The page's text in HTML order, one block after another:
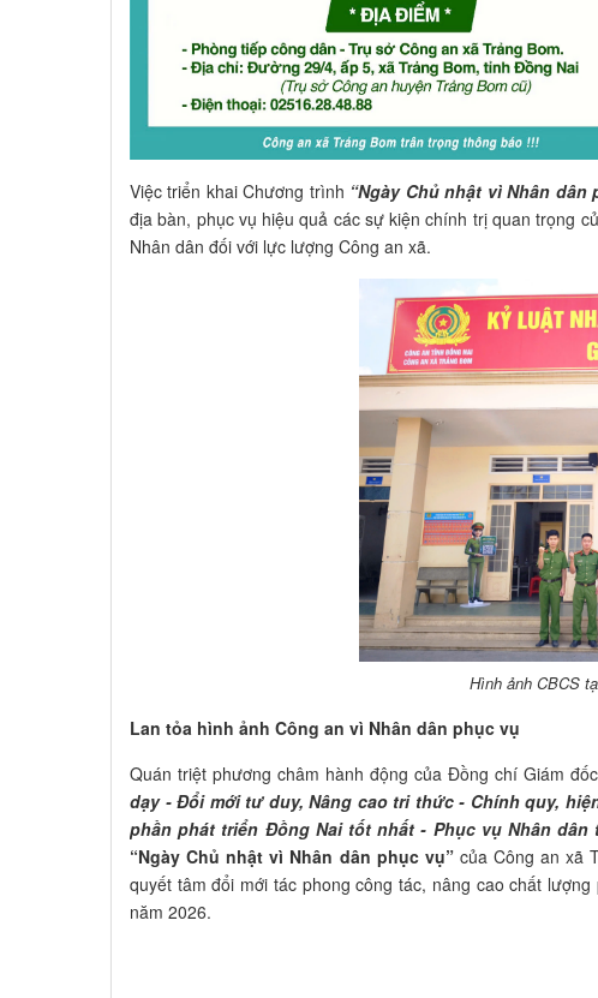
Việc triển khai Chương trình “Ngày Chủ nhật vì Nhân dân
địa bàn, phục vụ hiệu quả các sự kiện chính trị quan trọng
Nhân dân đối với lực lượng Công an xã.
Hình ảnh CBCS
Lan tỏa hình ảnh Công an vì Nhân dân phục vụ
Quán triệt phương châm hành động của Đồng chí Giám
dạy - Đổi mới tư duy, Nâng cao tri thức - Chính quy,
phần phát triển Đồng Nai tốt nhất - Phục vụ Nhân dân
“Ngày Chủ nhật vì Nhân dân phục vụ”của Công an xã
quyết tâm đổi mới tác phong công tác, nâng cao chất
năm 2026.